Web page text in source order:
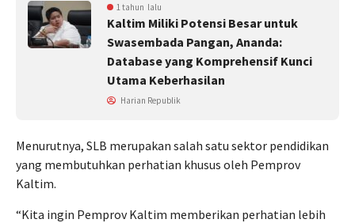
1 tahun lalu
Kaltim Miliki Potensi Besar untuk
Swasembada Pangan, Ananda:
Database yang Komprehensif Kunci
Utama Keberhasilan
Harian Republik
Menurutnya, SLB merupakan salah satu sektor pendidikan
yang membutuhkan perhatian khusus oleh Pemprov
Kaltim.
“Kita ingin Pemprov Kaltim memberikan perhatian lebih